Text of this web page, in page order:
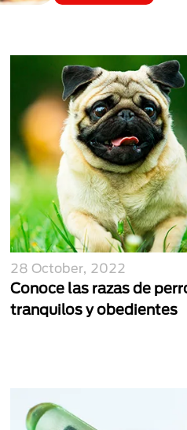
28 October, 2022
Conoce las razas de
tranquilos y obedientes